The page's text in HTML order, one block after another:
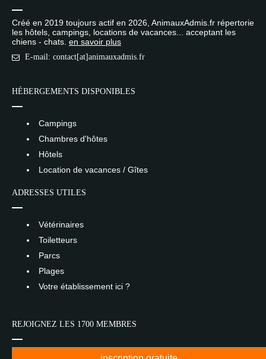
Créé en 2019 toujours actif en 2026, AnimauxAdmis.fr répertorie
les hôtels, campings, locations de vacances... acceptant les
chiens - chats. en savoir plus
E-mail: contact[at]animauxadmis.fr
HÉBERGEMENTS DISPONIBLES
Campings
Chambres d'hôtes
Hôtels
Location de vacances / Gîtes
ADRESSES UTILES
Vétérinaires
Toiletteurs
Parcs
Plages
Votre établissement ici ?
REJOIGNEZ LES 1700 MEMBRES